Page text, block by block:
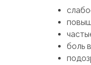
боль